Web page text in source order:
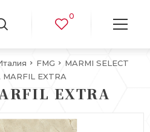
0
FMG
MARMI SELECT
MARFIL EXTRA
EXTRA